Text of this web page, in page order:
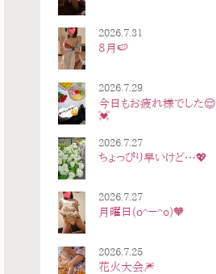
2026.7.31
8月🍉
2026.7.29
今日もお疲れ様でした😌
💓
2026.7.27
ちょっぴり早いけど…💖
2026.7.27
月曜日(o^－^o)🧡
2026.7.25
花火大会🎆